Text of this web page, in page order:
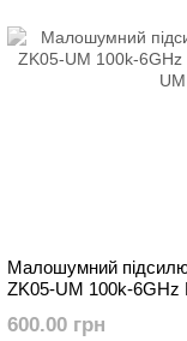
Малошумний
ZK05-UM 100k-6GHz
600.00 грн